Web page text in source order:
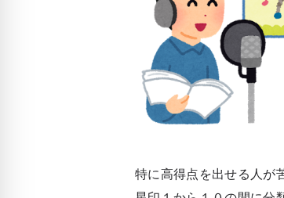
特に高得点を出せる人が